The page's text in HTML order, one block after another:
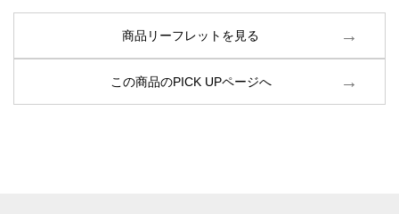
商品リーフレットを見る
この商品のPICK UPページへ